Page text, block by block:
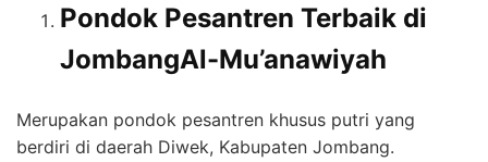
Pondok Pesantren Terbaik di
JombangAl-Mu’anawiyah
Merupakan pondok pesantren khusus putri yang
berdiri di daerah Diwek, Kabupaten Jombang.